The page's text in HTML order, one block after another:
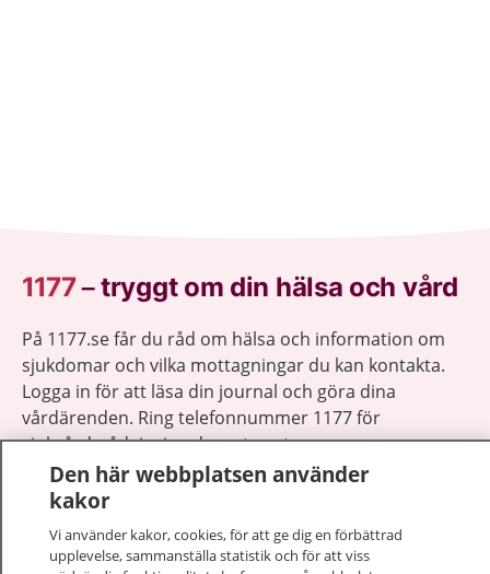
1177–tryggt om din hälsa och vård
På 1177.se får du råd om hälsa och information om
sjukdomar och vilka mottagningar du kan kontakta.
Logga in för att läsa din journal och göra dina
vårdärenden. Ring telefonnummer 1177 för
sjukvårdsrådgivning dygnet runt.
1177 ger dig råd när du vill må bättre.
Den här webbplatsen använder
kakor
Vi använder kakor, cookies, för att ge dig en förbättrad
upplevelse, sammanställa statistik och för att viss